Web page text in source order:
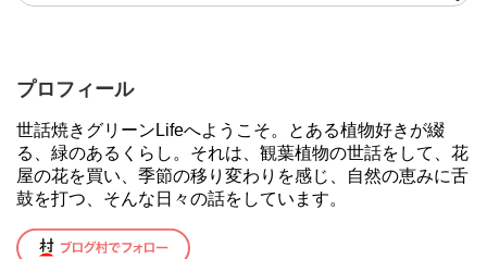
プロフィール
世話焼きグリーンLifeへようこそ。とある植物好きが綴
る、緑のあるくらし。それは、観葉植物の世話をして、花
屋の花を買い、季節の移り変わりを感じ、自然の恵みに舌
鼓を打つ、そんな日々の話をしています。